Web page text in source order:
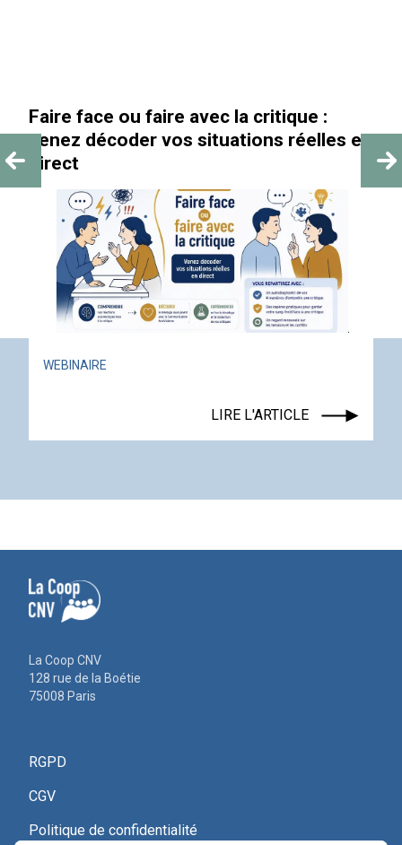
Faire face ou faire avec la critique :
venez décoder vos situations réelles en
direct
WEBINAIRE
LIRE L'ARTICLE
La Coop CNV
128 rue de la Boétie
75008 Paris
RGPD
CGV
Politique de confidentialité